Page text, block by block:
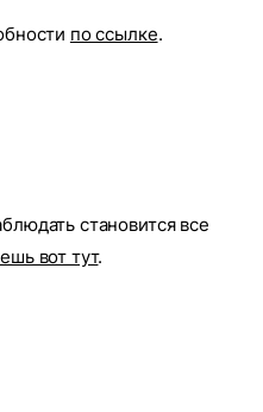
по ссылке.
становится все
вот тут.